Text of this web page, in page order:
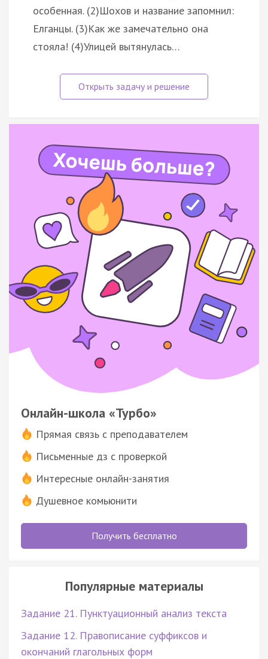
особенная. (2)Шохов и название запомнил:
Елганцы. (3)Как же замечательно она
стояла! (4)Улицей вытянулась…
Онлайн-школа «Турбо»
Прямая связь с преподавателем
Письменные дз с проверкой
Интересные онлайн-занятия
Душевное комьюнити
Получить бесплатно
Популярные материалы
Задание 21. Пунктуационный анализ текста
Задание 12. Правописание суффиксов и
окончаний глагольных форм